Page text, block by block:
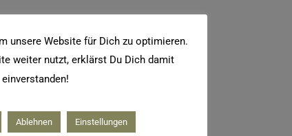
unsere Website für Dich zu optimieren.
weiter nutzt, erklärst Du Dich damit
einverstanden!
Ablehnen Einstellungen